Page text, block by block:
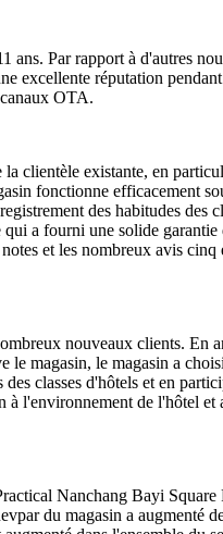
Par rapport à d'autres
excellente réputation
OTA.
clientèle existante, en
fonctionne efficacement
des habitudes des
a fourni une solide
et les nombreux avis cinq
nouveaux clients. En
le magasin, le magasin a
classes d'hôtels et en
l'environnement de l'hôtel
Nanchang Bayi
du magasin a augmenté